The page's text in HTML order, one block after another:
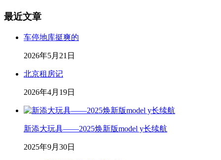
最近文章
车停地库挺爽的
2026年5月21日
北京租房记
2026年4月19日
新添大玩具——2025焕新版model y长续航
2025年9月30日